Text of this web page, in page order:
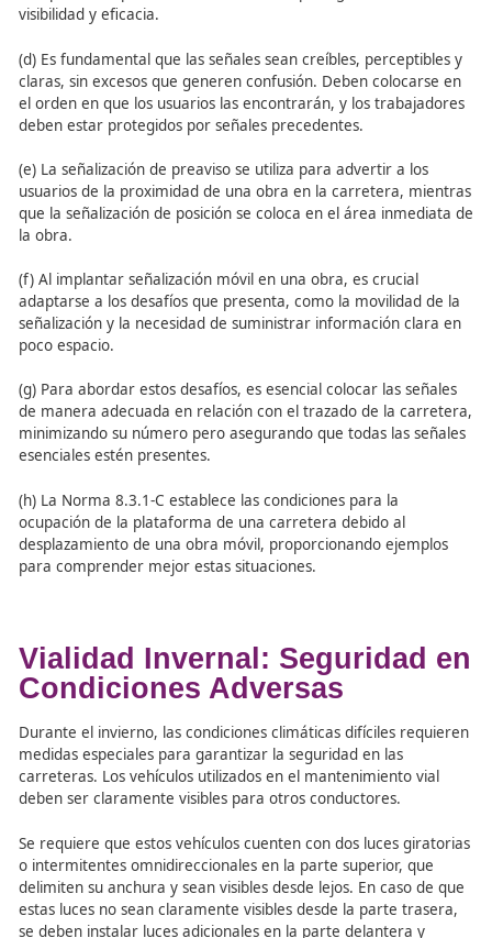
(a) En el caso de obras móviles que se desplazan en
que se realizan a pie, se recomienda llevar prendas de
amarillo o naranja con elementos retrorreflectantes
noche.
(b) Las señales de obras móviles deben ser de color
amarillo o naranja, con al menos una luz ámbar
intermitente visible por los conductores. La potencia
(c) Cumpliendo con los requisitos de la Norma 8.3-IC, las
de obras móviles deben ser retrorreflectantes de nivel
cumplir con especificaciones detalladas para garantizar
visibilidad y eficacia.
(d) Es fundamental que las señales sean creíbles,
claras, sin excesos que generen confusión. Deben
deben estar protegidos por señales precedentes.
(e) La señalización de preaviso se utiliza para advertir a
la obra.
(f) Al implantar señalización móvil en una obra, es
adaptarse a los desafíos que presenta, como la
señalización y la necesidad de suministrar información
poco espacio.
de manera adecuada en relación con el trazado de la
minimizando su número pero asegurando que todas las
esenciales estén presentes.